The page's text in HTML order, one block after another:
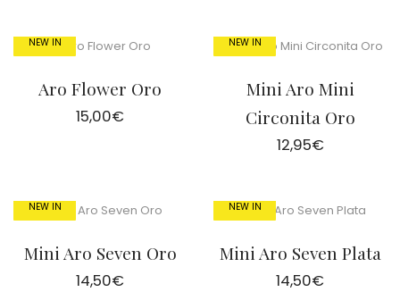
NEW IN
Aro Flower Oro
15,00€
NEW IN
Mini Aro Mini
Circonita Oro
12,95€
NEW IN
Mini Aro Seven Oro
14,50€
NEW IN
Mini Aro Seven Plata
14,50€